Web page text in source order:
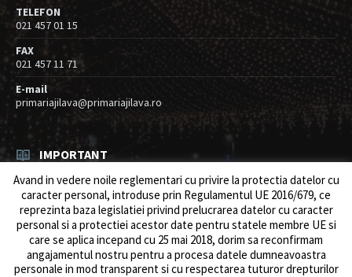
TELEFON
021 457 01 15
FAX
021 457 11 71
E-mail
primariajilava@primariajilava.ro
IMPORTANT
Rezultat concurs expert – proba scrisa
06/08/2026 inResurse umane / Achizitii
Anunt concurs
05/08/2026 Resurse umane / Achizitii
Avand in vedere noile reglementari cu privire la protectia datelor cu
caracter personal, introduse prin Regulamentul UE 2016/679, ce
reprezinta baza legislatiei privind prelucrarea datelor cu caracter
personal si a protectiei acestor date pentru statele membre UE si
care se aplica incepand cu 25 mai 2018, dorim sa reconfirmam
angajamentul nostru pentru a procesa datele dumneavoastra
personale in mod transparent si cu respectarea tuturor drepturilor